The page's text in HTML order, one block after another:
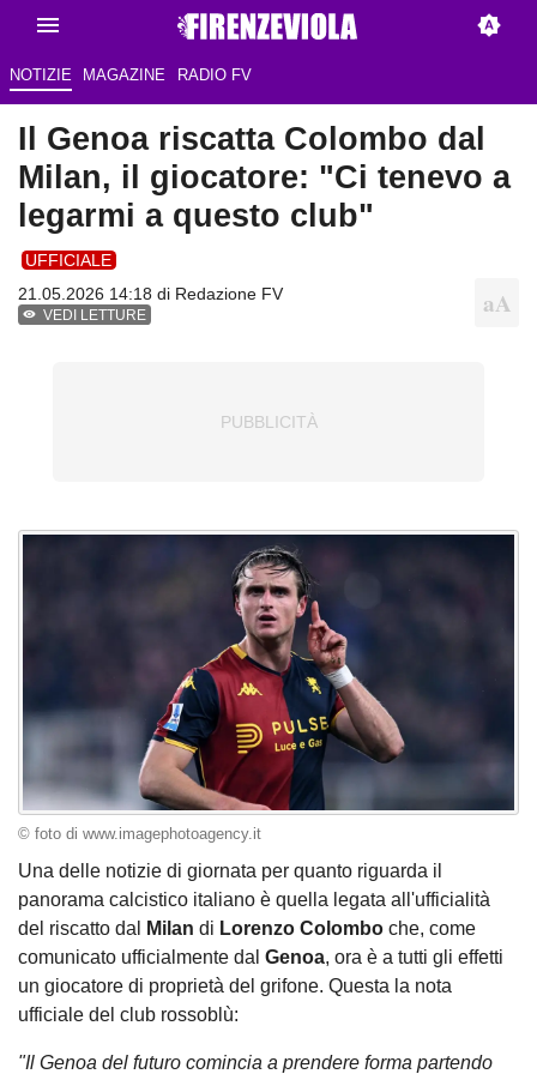
NOTIZIE MAGAZINE RADIO FV
Il Genoa riscatta Colombo dal
Milan, il giocatore: "Ci tenevo a
legarmi a questo club"
UFFICIALE
21.05.2026 14:18 di Redazione FV
VEDI LETTURE
© foto di www.imagephotoagency.it
Una delle notizie di giornata per quanto riguarda il
panorama calcistico italiano è quella legata all'ufficialità
del riscatto dal
Milan di Lorenzo Colombo che, come
comunicato ufficialmente dal Genoa, ora è a tutti gli effetti
un giocatore di proprietà del grifone. Questa la nota
ufficiale del club rossoblù:
"Il Genoa del futuro comincia a prendere forma partendo